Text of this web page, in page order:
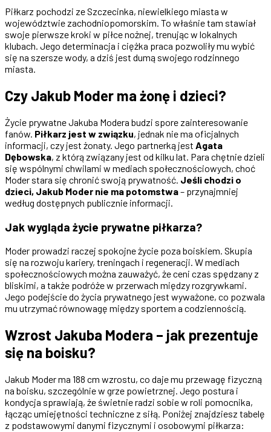
Piłkarz pochodzi ze Szczecinka, niewielkiego miasta w
województwie zachodniopomorskim. To właśnie tam stawiał
swoje pierwsze kroki w piłce nożnej, trenując w lokalnych
klubach. Jego determinacja i ciężka praca pozwoliły mu wybić
się na szersze wody, a dziś jest dumą swojego rodzinnego
miasta.
Czy Jakub Moder ma żonę i dzieci?
Życie prywatne Jakuba Modera budzi spore zainteresowanie
fanów. Piłkarz jest w związku, jednak nie ma oficjalnych
informacji, czy jest żonaty. Jego partnerką jest Agata
Dębowska, z którą związany jest od kilku lat. Para chętnie dzieli
się wspólnymi chwilami w mediach społecznościowych, choć
Moder stara się chronić swoją prywatność. Jeśli chodzi o
dzieci, Jakub Moder nie ma potomstwa– przynajmniej
według dostępnych publicznie informacji.
Jak wygląda życie prywatne piłkarza?
Moder prowadzi raczej spokojne życie poza boiskiem. Skupia
się na rozwoju kariery, treningach i regeneracji. W mediach
społecznościowych można zauważyć, że ceni czas spędzany z
bliskimi, a także podróże w przerwach między rozgrywkami.
Jego podejście do życia prywatnego jest wyważone, co pozwala
mu utrzymać równowagę między sportem a codziennością.
Wzrost Jakuba Modera – jak prezentuje
się na boisku?
Jakub Moder ma 188 cm wzrostu, co daje mu przewagę fizyczną
na boisku, szczególnie w grze powietrznej. Jego postura i
kondycja sprawiają, że świetnie radzi sobie w roli pomocnika,
łącząc umiejętności techniczne z siłą. Poniżej znajdziesz tabelę
z podstawowymi danymi fizycznymi i osobowymi piłkarza: